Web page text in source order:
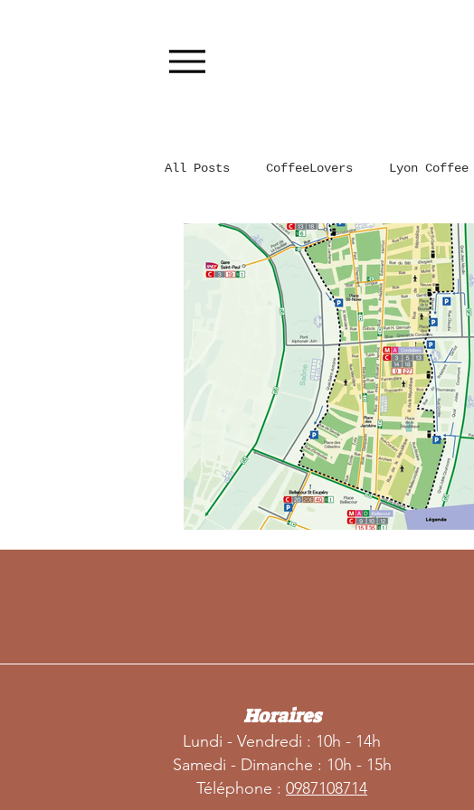
All Posts CoffeeLovers Lyon
Horaires
Lundi - Vendredi : 10h - 14h
Samedi - Dimanche : 10h - 15h
Téléphone : 0987108714